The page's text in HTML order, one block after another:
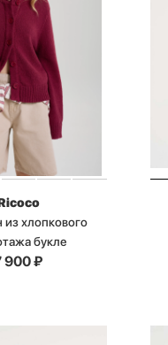
из хлопкового
букле
900₽